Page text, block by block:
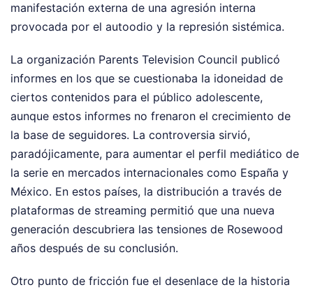
manifestación externa de una agresión interna
provocada por el autoodio y la represión sistémica.
La organización Parents Television Council publicó
informes en los que se cuestionaba la idoneidad de
ciertos contenidos para el público adolescente,
aunque estos informes no frenaron el crecimiento de
la base de seguidores. La controversia sirvió,
paradójicamente, para aumentar el perfil mediático de
la serie en mercados internacionales como España y
México. En estos países, la distribución a través de
plataformas de streaming permitió que una nueva
generación descubriera las tensiones de Rosewood
años después de su conclusión.
Otro punto de fricción fue el desenlace de la historia